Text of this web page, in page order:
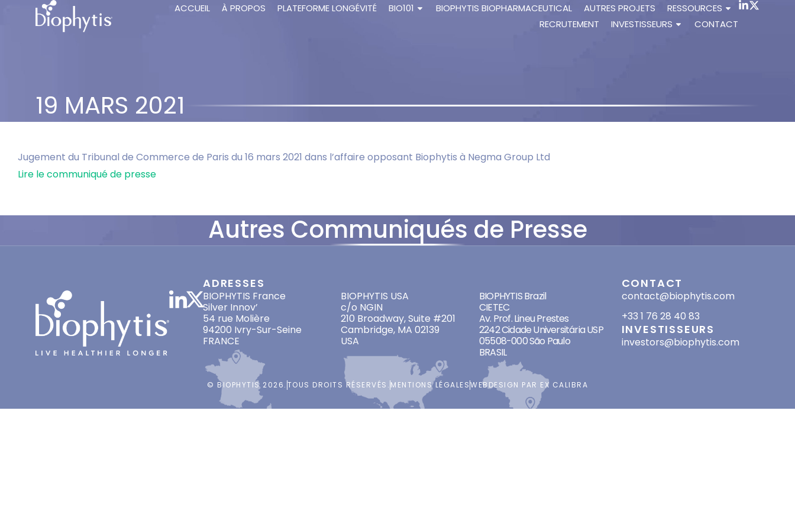
ACCUEIL À PROPOS PLATEFORME LONGÉVITÉ BIO101 BIOPHYTIS BIOPHARMACEUTICAL AUTRES PROJETS
RESSOURCES
RECRUTEMENT
INVESTISSEURS CONTACT
19 MARS 2021
Jugement du Tribunal de Commerce de Paris du 16 mars 2021 dans l’affaire opposant Biophytis à Negma Group Ltd
Lire le communiqué de presse
Autres Communiqués de Presse
ADRESSES
BIOPHYTIS France
Silver Innov’
54 rue Molière
94200 Ivry-Sur-Seine
FRANCE
BIOPHYTIS USA
c/o NGIN
210 Broadway, Suite #201
Cambridge, MA 02139
USA
BIOPHYTIS Brazil
CIETEC
Av. Prof. Lineu Prestes
2242 Cidade Universitária USP
05508-000 São Paulo
BRASIL
CONTACT
contact@biophytis.com
+33 1 76 28 40 83
INVESTISSEURS
investors@biophytis.com
© BIOPHYTIS 2026. TOUS DROITS RÉSERVÉS. MENTIONS LÉGALESWEBDESIGN PAR EX CALIBRA